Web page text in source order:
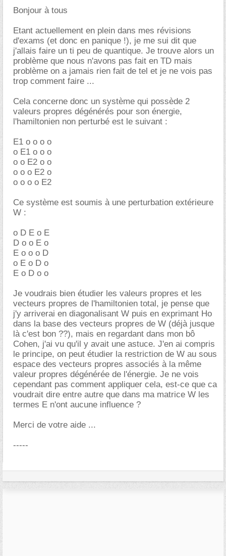
Bonjour à tous
Etant actuellement en plein dans mes révisions
d'exams (et donc en panique !), je me sui dit que
j'allais faire un ti peu de quantique. Je trouve alors un
problème que nous n'avons pas fait en TD mais
problème on a jamais rien fait de tel et je ne vois pas
trop comment faire ...
Cela concerne donc un système qui possède 2
valeurs propres dégénérés pour son énergie,
l'hamiltonien non perturbé est le suivant :
E1 o o o o
o E1 o o o
o o E2 o o
o o o E2 o
o o o o E2
Ce système est soumis à une perturbation extérieure
W :
o D E o E
D o o E o
E o o o D
o E o D o
E o D o o
Je voudrais bien étudier les valeurs propres et les
vecteurs propres de l'hamiltonien total, je pense que
j'y arriverai en diagonalisant W puis en exprimant Ho
dans la base des vecteurs propres de W (déjà jusque
là c'est bon ??), mais en regardant dans mon bô
Cohen, j'ai vu qu'il y avait une astuce. J'en ai compris
le principe, on peut étudier la restriction de W au sous
espace des vecteurs propres associés à la même
valeur propres dégénérée de l'énergie. Je ne vois
cependant pas comment appliquer cela, est-ce que ca
voudrait dire entre autre que dans ma matrice W les
termes E n'ont aucune influence ?
Merci de votre aide ...
-----